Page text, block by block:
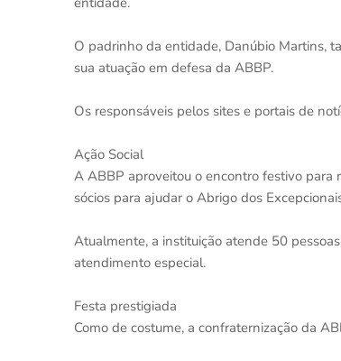
O padrinho da entidade, Danúbio Martins,
sua atuação em defesa da ABBP.
Os responsáveis pelos sites e portais de
Ação Social
A ABBP aproveitou o encontro festivo para
sócios para ajudar o Abrigo dos
Atualmente, a instituição atende 50
atendimento especial.
Festa prestigiada
Como de costume, a confraternização da